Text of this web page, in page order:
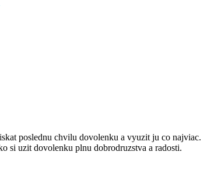
poslednu chvilu dovolenku a vyuzit ju co najviac.
si uzit dovolenku plnu dobrodruzstva a radosti.